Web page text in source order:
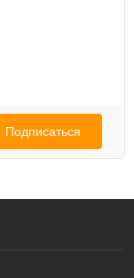
Подписаться